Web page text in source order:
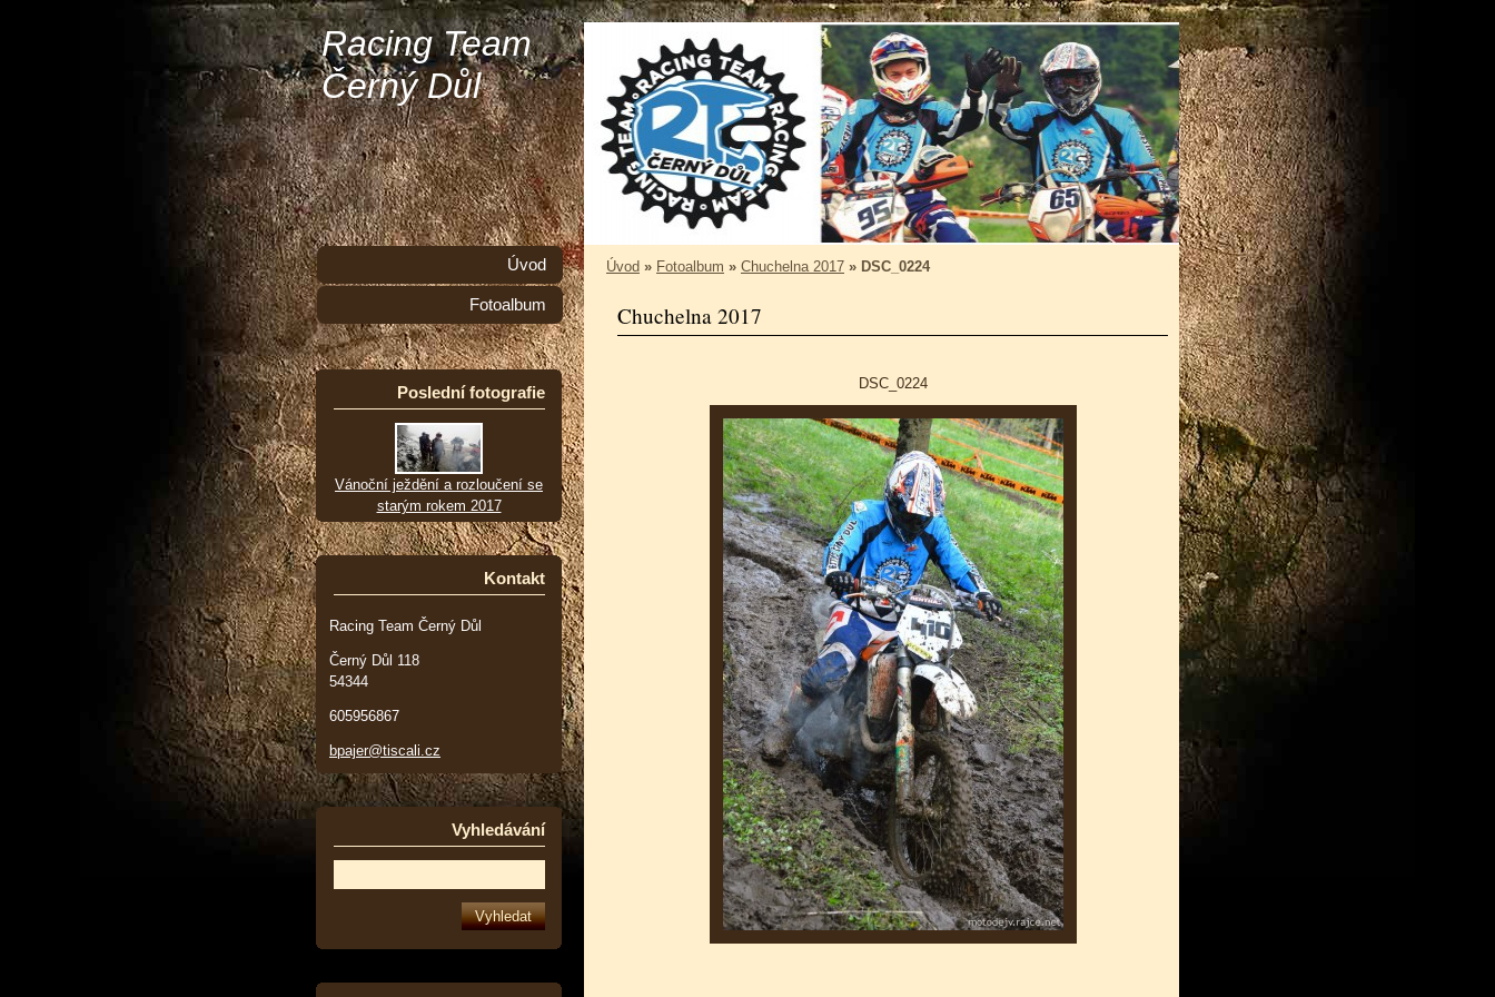
Racing Team
Černý Důl
Úvod » Fotoalbum » Chuchelna 2017 » DSC_0224
Chuchelna 2017
DSC_0224
Úvod
Fotoalbum
Poslední fotografie
Vánoční ježdění a rozloučení se
starým rokem 2017
Kontakt
Racing Team Černý Důl
Černý Důl 118
54344
605956867
bpajer@tiscali.cz
Vyhledávání